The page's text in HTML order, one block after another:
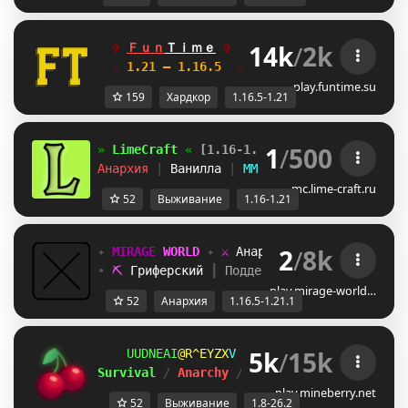
✞ Ｆｕｎ Ｔｉｍｅ ✞ ГРИФЕРСКИЙ
АНАРХИЯ
☆ 1.21 — 1.16.5 ☆ Глобальное
14k/2k
play.funtime.su
159 Хардкор 1.16.5-1.21
» LimeCraft «
[1.16-1.21]
Анархия
Ванилла MMO | СКИДКИ
1/500
mc.lime-craft.ru
52 Выживание 1.16-1.21
✦ MIRAGE WORLD ✦ ⚔ Анархия ✦
• ⛏ Гриферский Поддержка: 1.16.5 -
2/8k
play.mirage-world…
52 Анархия 1.16.5-1.21.1
]PDGDSCIWTP^[UO ＭＩＮＥＢＥＲＲＹ
Survival
/ Anarchy / BedWars / SkyWars
5k/15k
play.mineberry.net
52 Выживание 1.8-26.2